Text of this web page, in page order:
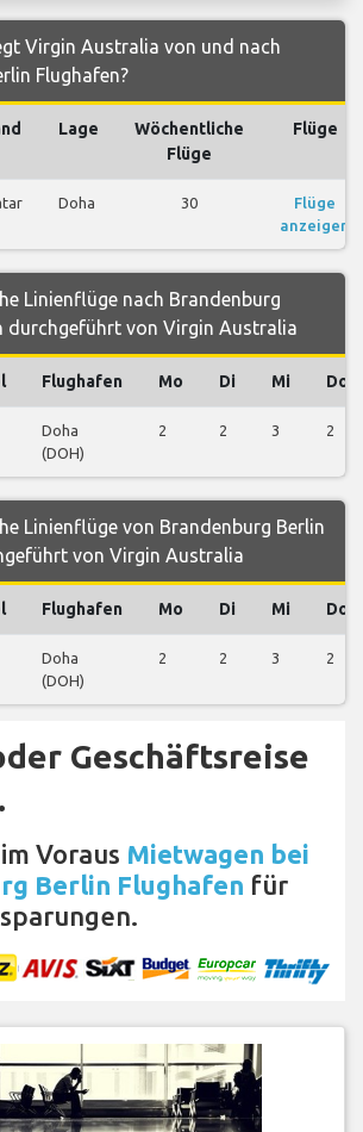
Virgin Australia von und nach
Flughafen?
Lage
Wöchentliche
Flüge
Flüge
Doha 30
Flüge
anzeigen
Linienflüge nach Brandenburg
durchgeführt von Virgin Australia
Flughafen Mo Di Mi Do
Doha
(DOH)
2 2 3 2
Linienflüge von Brandenburg Berlin
von Virgin Australia
Flughafen Mo Di Mi Do
Doha
(DOH)
2 2 3 2
Geschäftsreise
Voraus Mietwagen bei
Berlin Flughafen für